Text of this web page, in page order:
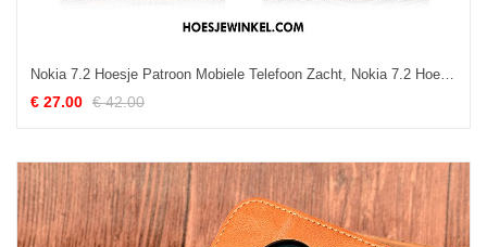
Nokia 7.2 Hoesje Patroon Mobiele Telefoon Zacht, Nokia 7.2 Hoesje All Inclusive Khaki
€ 27.00 € 42.00